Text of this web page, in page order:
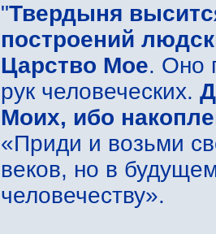
"Твердыня
построений
Царство Мое. Оно
рук человеческих.
Моих, ибо
«Приди и возьми
веков, но в
человечеству».